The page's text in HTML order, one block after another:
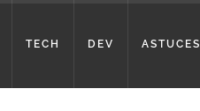
TECH DEV ASTUCES